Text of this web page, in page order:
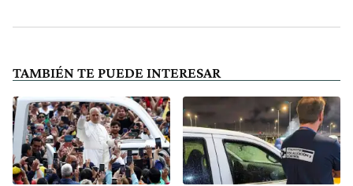
TAMBIÉN TE PUEDE INTERESAR